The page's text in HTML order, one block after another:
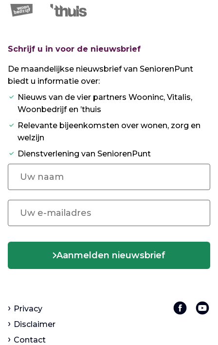
Schrijf u in voor de nieuwsbrief
De maandelijkse nieuwsbrief van SeniorenPunt
biedt u informatie over:
Nieuws van de vier partners Wooninc, Vitalis,
Woonbedrijf en ’thuis
Relevante bijeenkomsten over wonen, zorg en
welzijn
Dienstverlening van SeniorenPunt
Aanmelden nieuwsbrief
Privacy
Disclaimer
Contact